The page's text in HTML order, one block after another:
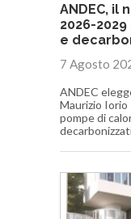
ANDEC, il
2026-
e
7 Agosto
ANDEC
Maurizio Iorio
pompe di